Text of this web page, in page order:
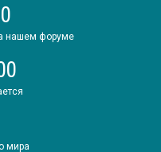
нашем форуме
мира